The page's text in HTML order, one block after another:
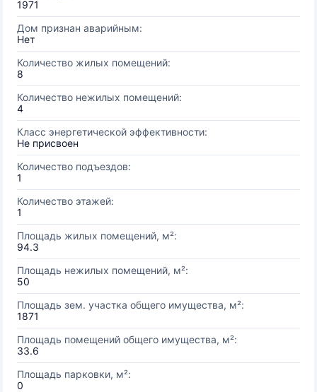
1971
Дом признан аварийным:
Нет
Количество жилых помещений:
8
Количество нежилых помещений:
4
Класс энергетической эффективности:
Не присвоен
Количество подъездов:
1
Количество этажей:
1
Площадь жилых помещений, м²:
94.3
Площадь нежилых помещений, м²:
50
Площадь зем. участка общего имущества, м²:
1871
Площадь помещений общего имущества, м²:
33.6
Площадь парковки, м²:
0